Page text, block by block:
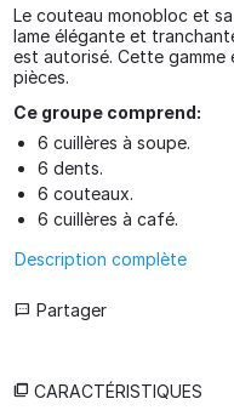
Le couteau monobloc et
lame élégante et
est autorisé. Cette gamme
pièces.
Ce groupe comprend:
6 cuillères à soupe.
6 dents.
6 couteaux.
6 cuillères à café.
Description complète
Partager
CARACTÉRISTIQUES